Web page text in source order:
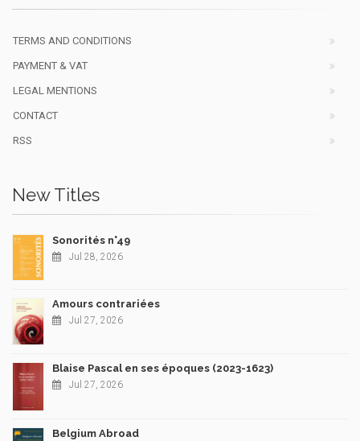
TERMS AND CONDITIONS
PAYMENT & VAT
LEGAL MENTIONS
CONTACT
RSS
New Titles
Sonorités n°49
Jul 28, 2026
Amours contrariées
Jul 27, 2026
Blaise Pascal en ses époques (2023-1623)
Jul 27, 2026
Belgium Abroad